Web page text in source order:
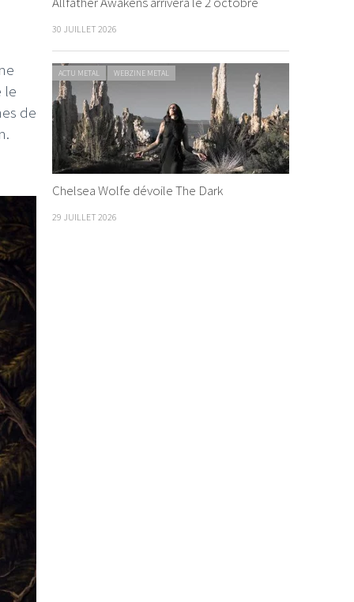
le
de
30 JUILLET 2026
ACTU METAL WEBZINE METAL
Chelsea Wolfe dévoile The Dark
29 JUILLET 2026